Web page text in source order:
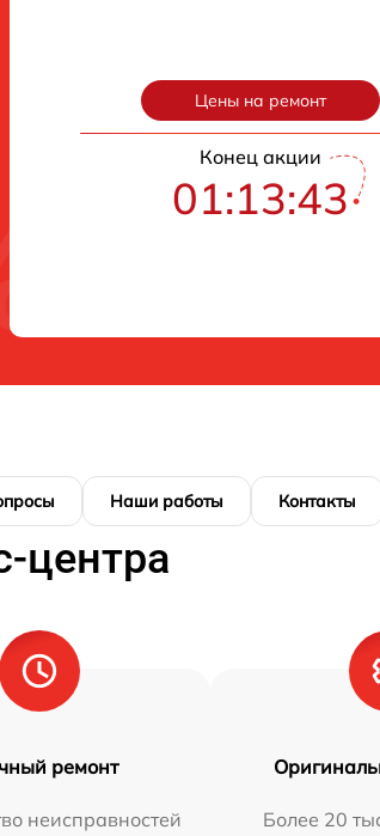
Цены на ремонт
Конец акции
01:13:43
Наши работы Контакты
центра
ремонт
неисправностей
Более 20